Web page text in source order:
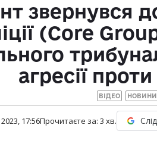
звернувся
(Core
агресії
ВІДЕО НОВИНИ
17:56Прочитаєте за: 3 хв.